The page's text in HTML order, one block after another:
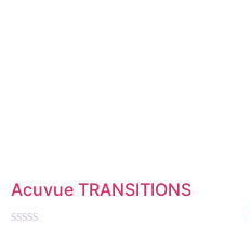
Acuvue TRANSITIONS